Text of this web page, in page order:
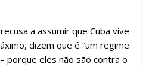
a assumir que Cuba vive
dizem que é “um regime
porque eles não são contra o